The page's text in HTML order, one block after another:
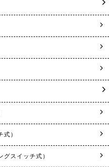
式）
グスイッチ式）